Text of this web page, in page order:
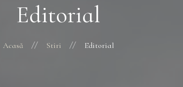
Editorial
Acasă Stiri Editorial